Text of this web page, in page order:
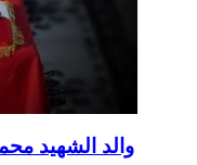
والد الشهيد